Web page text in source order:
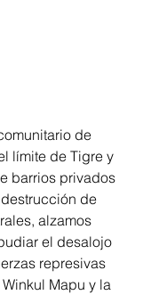
de
límite de Tigre y
barrios privados
de
alzamos
el desalojo
represivas
Mapu y la